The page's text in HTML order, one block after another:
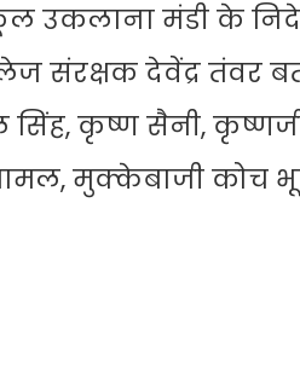
उकलाना मंडी के
देवेंद्र तंवर
कृष्ण सैनी,
मुक्केबाजी कोच